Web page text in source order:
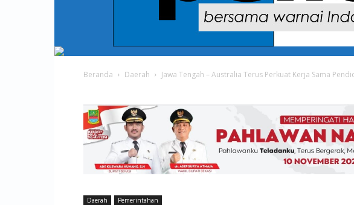
Beranda Daerah Jawa Tengah – Australia Terus Perkuat Kerja Sama
Daerah Pemerintahan